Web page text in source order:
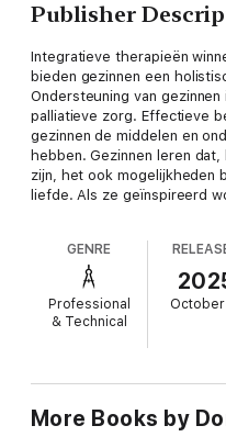
Publisher
Integratieve therapieën
bieden gezinnen een
Ondersteuning van
palliatieve zorg. Effectieve
gezinnen de middelen en
hebben. Gezinnen leren
zijn, het ook mogelijkheden
liefde. Als ze geïnspireerd
principes van spirituele
familieondersteuning eigen
koesterende omgeving
tegelijkertijd hun eigen
GENRE
Professional
& Technical
October
More Books by